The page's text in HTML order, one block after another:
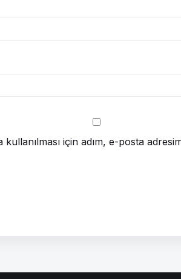
için adım, e-posta